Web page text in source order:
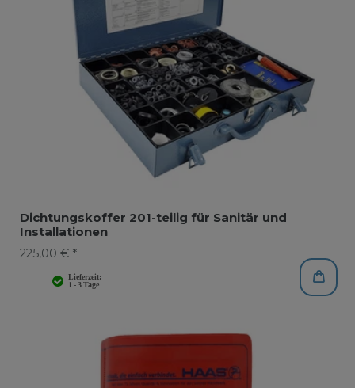
Dichtungskoffer 201-teilig für Sanitär und
Installationen
225,00 € *